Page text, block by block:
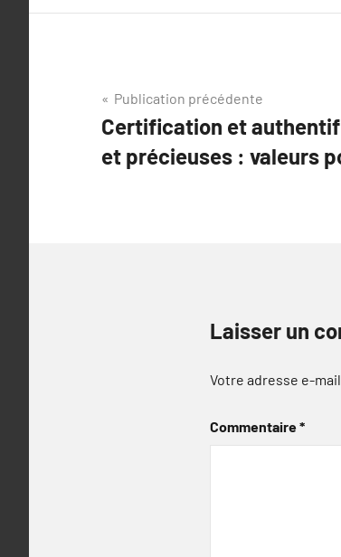
Navigation
de
l’article
Publication précédente
Certification et
et précieuses : valeurs
Laisser un
Votre adresse e-
Commentaire*